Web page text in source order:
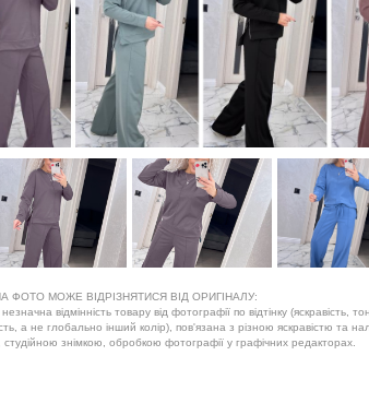
ФОТО МОЖЕ ВІДРІЗНЯТИСЯ ВІД ОРИГІНАЛУ:
відмінність товару від фотографії по відтінку (яскравість,
а не глобально інший колір), пов'язана з різною яскравістю та
студійною знімкою, обробкою фотографії у графічних редакторах.